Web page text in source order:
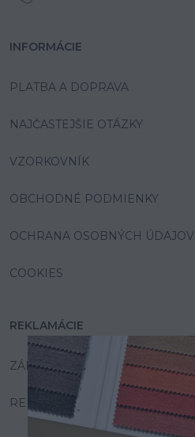
INFORMÁCIE
PLATBA A DOPRAVA
NAJČASTEJŠIE OTÁZKY
VZORKOVNÍK
OBCHODNÉ PODMIENKY
OCHRANA OSOBNÝCH ÚDAJOV
COOKIES
REKLAMÁCIE
ZÁRUKA A SERVIS
REKLAMAČNÝ PORIADOK